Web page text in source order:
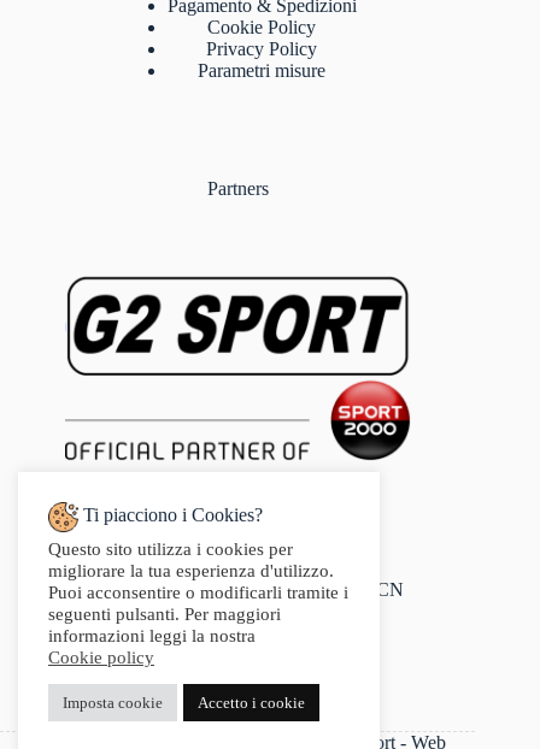
Pagamento & Spedizioni
Cookie Policy
Privacy Policy
Parametri misure
Partners
Indirizzo:
Via Audisio, 26, 12042 Bra CN
Telefono:
0172 412 414
Fax:
0172412414
P.IVA 03542250042 - Copyright 2025 G2Sport - Web
Ti piacciono i Cookies?
Questo sito utilizza i cookies per
migliorare la tua esperienza d'utilizzo.
Puoi acconsentire o modificarli tramite i
seguenti pulsanti. Per maggiori
informazioni leggi la nostra
Cookie policy
Imposta cookie Accetto i cookie